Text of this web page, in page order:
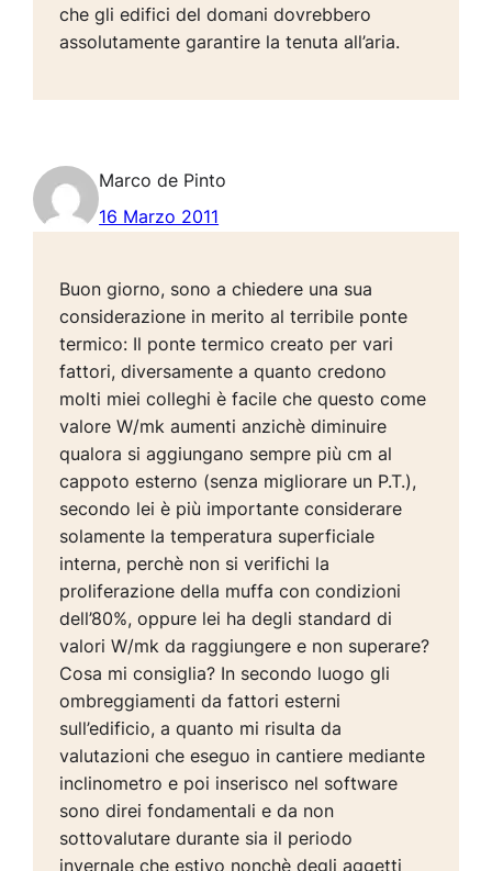
che gli edifici del domani dovrebbero
assolutamente garantire la tenuta all’aria.
Marco de Pinto
16 Marzo 2011
Buon giorno, sono a chiedere una sua
considerazione in merito al terribile ponte
termico: Il ponte termico creato per vari
fattori, diversamente a quanto credono
molti miei colleghi è facile che questo come
valore W/mk aumenti anzichè diminuire
qualora si aggiungano sempre più cm al
cappoto esterno (senza migliorare un P.T.),
secondo lei è più importante considerare
solamente la temperatura superficiale
interna, perchè non si verifichi la
proliferazione della muffa con condizioni
dell’80%, oppure lei ha degli standard di
valori W/mk da raggiungere e non superare?
Cosa mi consiglia? In secondo luogo gli
ombreggiamenti da fattori esterni
sull’edificio, a quanto mi risulta da
valutazioni che eseguo in cantiere mediante
inclinometro e poi inserisco nel software
sono direi fondamentali e da non
sottovalutare durante sia il periodo
invernale che estivo nonchè degli aggetti